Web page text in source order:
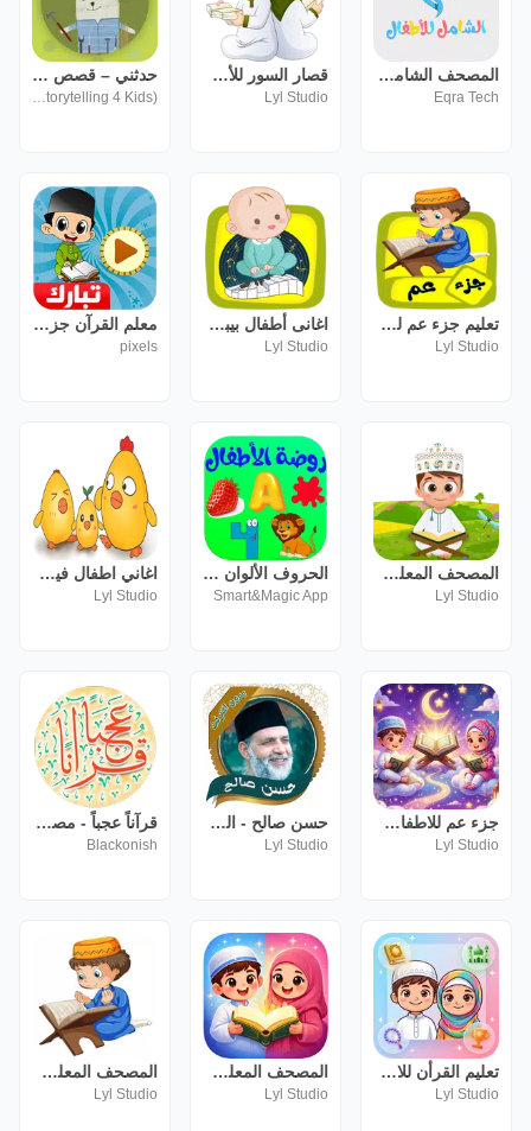
المصحف الشامل للأطفال
Eqra Tech
قصار السور للأطفال بدون نت
Lyl Studio
حدثني – قصص اطفال تربوية هادفة
Hadithne (Creative Storytelling 4 Kids)
تعليم جزء عم للاطفال (بدون نت)
Lyl Studio
اغانى أطفال بيبى فيديو بدون نت
Lyl Studio
معلم القرآن جزء تبارك
pixels
المصحف المعلم للأطفال - كامل
Lyl Studio
الحروف الألوان والارقام للاطفال - روضة الأطفال
Smart&Magic App
اغاني اطفال فيديو - بدون نت
Lyl Studio
جزء عم للاطفال ترديد وقراءة
Lyl Studio
حسن صالح - القرأن الكريم كامل
Lyl Studio
قرآناً عجباً - مصاحف وأذكار
Blackonish
تعليم القرأن للاطفال( بدون نت)
Lyl Studio
المصحف المعلم-قصار السور فيديو
Lyl Studio
المصحف المعلم جزء تبارك بدون ن
Lyl Studio